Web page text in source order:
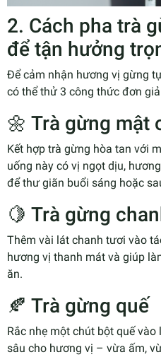
2. Cách pha trà
để tận hưởng
Để cảm nhận hương vị gừng
có thể thử 3 công thức đơn
🌼 Trà gừng mật
Kết hợp trà gừng hòa tan với
uống này có vị ngọt dịu,
để thư giãn buổi sáng hoặc
🍋 Trà gừng
Thêm vài lát chanh tươi vào
hương vị thanh mát và giúp
ăn.
🍂 Trà gừng quế
Rắc nhẹ một chút bột quế
sâu cho hương vị – vừa ấm,